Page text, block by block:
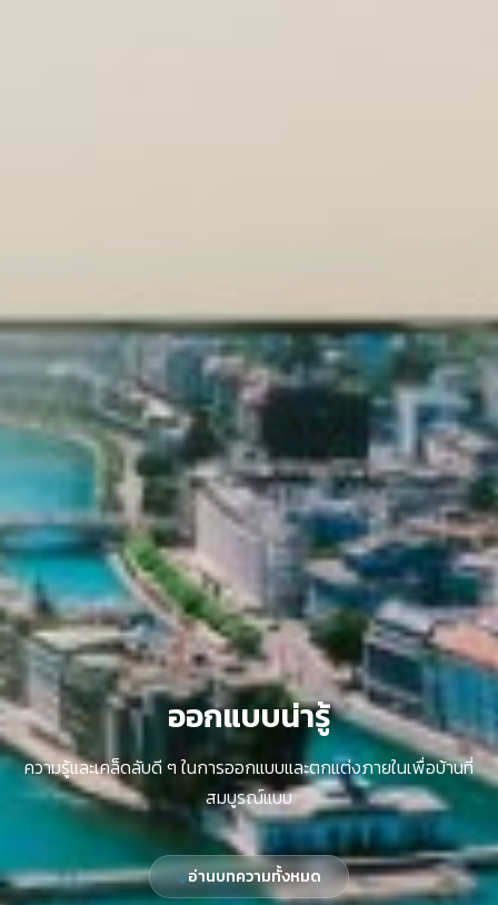
ออกแบบน่ารู้
ความรู้และเคล็ดลับดี ๆ ในการออกแบบและตกแต่งภายในเพื่อบ้านที่
สมบูรณ์แบบ
อ่านบทความทั้งหมด